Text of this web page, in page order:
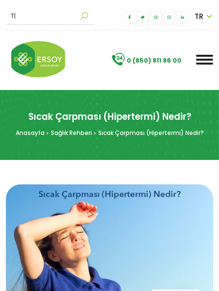
0 (850) 811 86 00
.
M TR
Sıcak Çarpması (Hipertermi) Nedir?
Anasayfa Sağlık Rehberi Sıcak Çarpması (Hipertermi) Nedir?